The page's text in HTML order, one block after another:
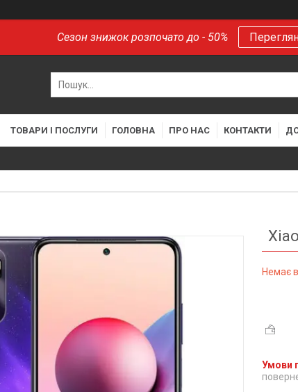
Сезон знижок розпочато до - 50%
ТОВАРИ І ПОСЛУГИ ГОЛОВНА ПРО НАС КОНТАКТИ
Немає